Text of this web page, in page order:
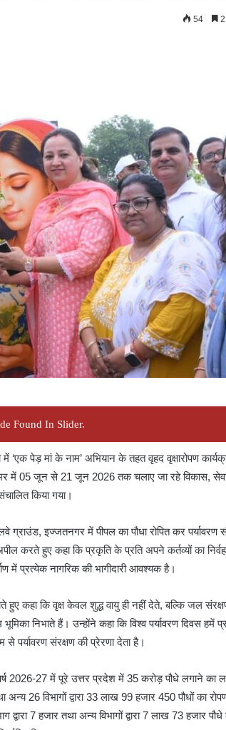
54
Found In Slider.
पेड़ मां के नाम’ अभियान के तहत वृहद वृक्षारोपण
में 05 जून से 21 जून 2026 तक चलाए जा रहे विकास,
किया गया।
ग्राउंड, इज्जतनगर में पीपल का पौधा रोपित कर पर्यावरण
करते हुए कहा कि प्रकृति के प्रति अपने कर्तव्यों का
में प्रत्येक नागरिक की भागीदारी आवश्यक है।
हुए कहा कि वृक्ष केवल शुद्ध वायु ही नहीं देते, बल्कि जल
निभाते हैं। उन्होंने कहा कि विश्व पर्यावरण दिवस हमें
पर्यावरण संरक्षण की प्रेरणा देता है।
2026-27 में पूरे उत्तर प्रदेश में 35 करोड़ पौधे लगाने का
26 विभागों द्वारा 33 लाख 99 हजार 450 पौधों का
7 हजार तथा अन्य विभागों द्वारा 7 लाख 73 हजार